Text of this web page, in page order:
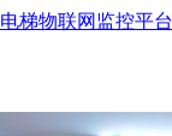
电梯物联网监控平台